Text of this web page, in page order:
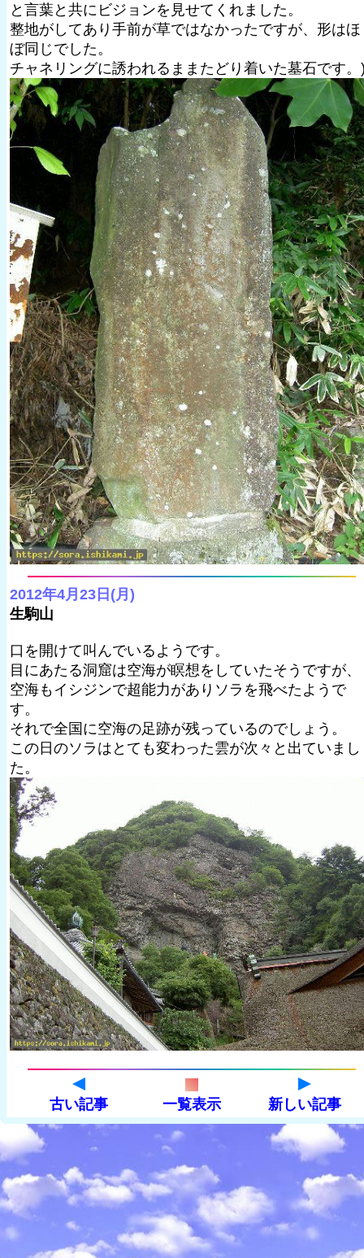
と言葉と共にビジョンを見せてくれました。
整地がしてあり手前が草ではなかったですが、形はほ
ぼ同じでした。
チャネリングに誘われるままたどり着いた墓石です。
2012年4月23日(月)
生駒山
口を開けて叫んでいるようです。
目にあたる洞窟は空海が瞑想をしていたそうですが、
空海もイシジンで超能力がありソラを飛べたようで
す。
それで全国に空海の足跡が残っているのでしょう。
この日のソラはとても変わった雲が次々と出ていまし
た。
古い記事 一覧表示 新しい記事